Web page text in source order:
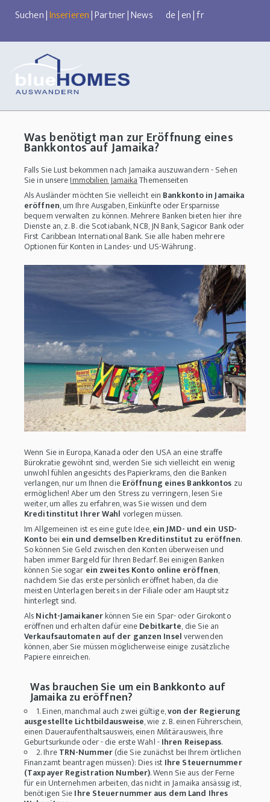
Suchen|Inserieren|Partner|News de|en|fr
Was benötigt man zur Eröffnung eines
Bankkontos auf Jamaika?
Falls Sie Lust bekommen nach Jamaika auszuwandern - Sehen
Sie in unsereImmobilien JamaikaThemenseiten
Als Ausländer möchten Sie vielleicht ein Bankkonto in Jamaika
eröffnen, um Ihre Ausgaben, Einkünfte oder Ersparnisse
bequem verwalten zu können. Mehrere Banken bieten hier ihre
Dienste an, z. B. die Scotiabank, NCB, JN Bank, Sagicor Bank oder
First Caribbean International Bank. Sie alle haben mehrere
Optionen für Konten in Landes- und US-Währung.
Wenn Sie in Europa, Kanada oder den USA an eine straffe
Bürokratie gewöhnt sind, werden Sie sich vielleicht ein wenig
unwohl fühlen angesichts des Papierkrams, den die Banken
verlangen, nur um Ihnen dieEröffnung eines Bankkontos zu
ermöglichen! Aber um den Stress zu verringern, lesen Sie
weiter, um alles zu erfahren, was Sie wissen und dem
Kreditinstitut Ihrer Wahl vorlegen müssen.
Im Allgemeinen ist es eine gute Idee,ein JMD- und ein USD-
Konto bei ein und demselben Kreditinstitut zu eröffnen.
So können Sie Geld zwischen den Konten überweisen und
haben immer Bargeld für Ihren Bedarf. Bei einigen Banken
können Sie sogar ein zweites Konto online eröffnen,
nachdem Sie das erste persönlich eröffnet haben, da die
meisten Unterlagen bereits in der Filiale oder am Hauptsitz
hinterlegt sind.
AlsNicht-Jamaikanerkönnen Sie ein Spar- oder Girokonto
eröffnen und erhalten dafür eineDebitkarte, die Sie an
Verkaufsautomaten auf der ganzen Inselverwenden
können, aber Sie müssen möglicherweise einige zusätzliche
Papiere einreichen.
Was brauchen Sie um ein Bankkonto auf
Jamaika zu eröffnen?
1. Einen, manchmal auch zwei gültige,von der Regierung
ausgestellte Lichtbildausweise, wie z. B. einen Führerschein,
einen Daueraufenthaltsausweis, einen Militärausweis, Ihre
Geburtsurkunde oder - die erste Wahl -Ihren Reisepass.
2. IhreTRN-Nummer(die Sie zunächst bei Ihrem örtlichen
Finanzamt beantragen müssen): Dies istIhre Steuernummer
(Taxpayer Registration Number). Wenn Sie aus der Ferne
für ein Unternehmen arbeiten, das nicht in Jamaika ansässig ist,
benötigen SieIhre Steuernummer aus dem Land Ihres